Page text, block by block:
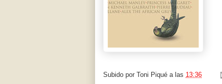
Subido por Toni Piqué a las 13:36